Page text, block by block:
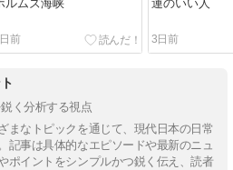
ルムズ海峡
前
運のいい人
3日前
く分析する視点
まなトピックを通じて、現代日本の日常
記事は具体的なエピソードや最新のニュ
ポイントをシンプルかつ鋭く伝え、読者